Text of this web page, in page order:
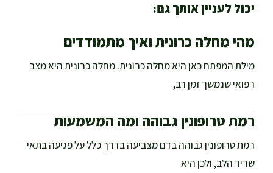
יכול לעניין אותך גם:
מהי מחלה כרונית ואיך מתמודדים
מילת המפתח כאן היא מחלה כרונית. מחלה כרונית היא מצב
רפואי שנמשך זמן רב,
רמת טרופונין גבוהה ומה המשמעות
רמת טרופונין גבוהה בדם מצביעה בדרך כלל על פגיעה בתאי
שריר הלב, ולכן היא